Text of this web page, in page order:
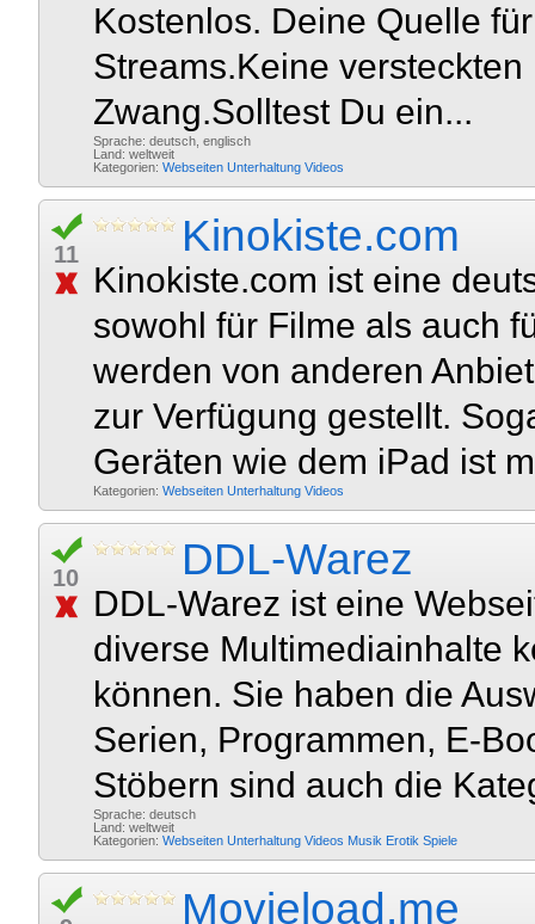
Kostenlos. Deine Quelle
Streams.Keine
Zwang.Solltest Du ein...
Sprache: deutsch, englisch
Land: weltweit
Kategorien: Webseiten Unterhaltung Videos
11 Kinokiste.com
Kinokiste.com ist eine
sowohl für Filme als auch
werden von anderen
zur Verfügung gestellt.
Geräten wie dem iPad ist
Kategorien: Webseiten Unterhaltung Videos
10 DDL-Warez
DDL-Warez ist eine
diverse Multimediainhalte
können. Sie haben die
Serien, Programmen, E-
Stöbern sind auch die
Sprache: deutsch
Land: weltweit
Kategorien: Webseiten Unterhaltung Videos Musik Erotik Spiele
Movieload.me